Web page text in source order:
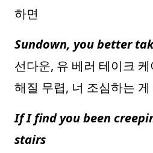
하면
Sundown, you better
선다운, 유 베러 테이크 케
해질 무렵, 너 조심하는
If I find you been
stairs